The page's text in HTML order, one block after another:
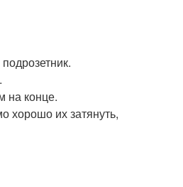
на конце.
хорошо их затянуть,